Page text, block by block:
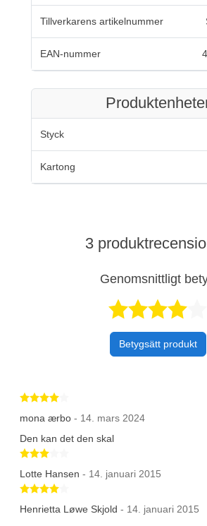
Tillverkarens artikelnummer
EAN-nummer
Styck
Kartong
3
Genomsnittligt
Betygsätt produkt
mona ærbo - 14. mars 2024
Den kan det den skal
Lotte Hansen - 14. januari 2015
Henrietta Løwe Skjold - 14. januari 2015